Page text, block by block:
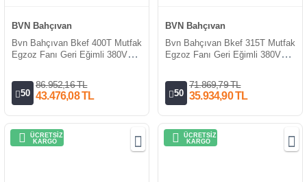
BVN Bahçıvan
Bvn Bahçıvan Bkef 400T Mutfak
Egzoz Fanı Geri Eğimli 380V
50
86.952,16 TL
43.476,08 TL
BVN Bahçıvan
Bvn Bahçıvan Bkef 315T Mutfak
Egzoz Fanı Geri Eğimli 380V
50
71.869,79 TL
35.934,90 TL
ÜCRETSİZ
KARGO
ÜCRETSİZ
KARGO